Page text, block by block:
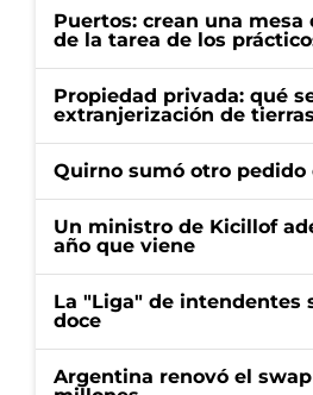
Puertos: crean una
de la tarea de los
Propiedad privada: qué
extranjerización de tierras
Quirno sumó otro
Un ministro de Kicillof
año que viene
La "Liga" de intendentes
doce
Argentina renovó el